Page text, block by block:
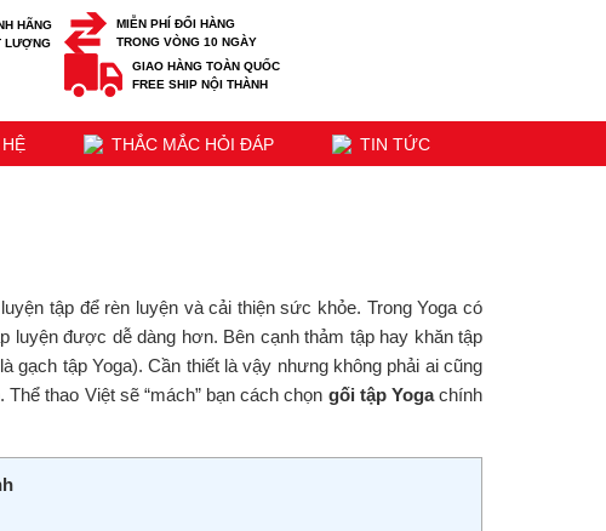
HÃNG
LƯỢNG
MIỄN PHÍ ĐỔI HÀNG
TRONG VÒNG 10 NGÀY
GIAO HÀNG TOÀN QUỐC
FREE SHIP NỘI THÀNH
THẮC MẮC HỎI ĐÁP TIN TỨC
tập để rèn luyện và cải thiện sức khỏe. Trong Yoga có
được dễ dàng hơn. Bên cạnh thảm tập hay khăn tập
gạch tập Yoga). Cần thiết là vậy nhưng không phải ai cũng
thao Việt sẽ “mách” bạn cách chọn gối tập Yogachính